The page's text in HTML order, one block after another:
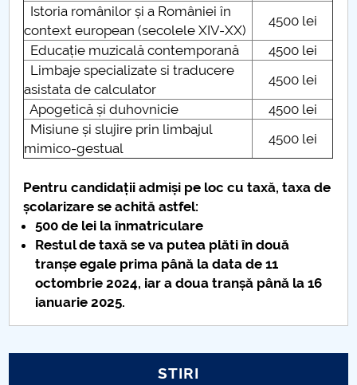
Accesibilitate pentru studenții cu dizabilități
Raportul Conducerii Centrului Universitar Pitești
privind implementarea Planului Operațional 2020-
2024
Parteneri CUP
Chestionar angajabilitate ALUMNI – UPB
CAR2026
MENIU CANTINA
ADMITERE vocational MUZ, ACT
Istoria românilor și a României în
context european (secolele XIV-XX)
4500 lei
Educație muzicală contemporană
4500 lei
Limbaje specializate si traducere
asistata de calculator
4500 lei
Apogetică și duhovnicie
4500 lei
Misiune și slujire prin limbajul
mimico-gestual
4500 lei
Pentru candidații admiși pe loc cu taxă, taxa de
școlarizare se achită astfel:
500 de lei la înmatriculare
Restul de taxă se va putea plăti în două
tranșe egale prima până la data de 11
octombrie 2024, iar a doua tranșă până la 16
ianuarie 2025.
STIRI